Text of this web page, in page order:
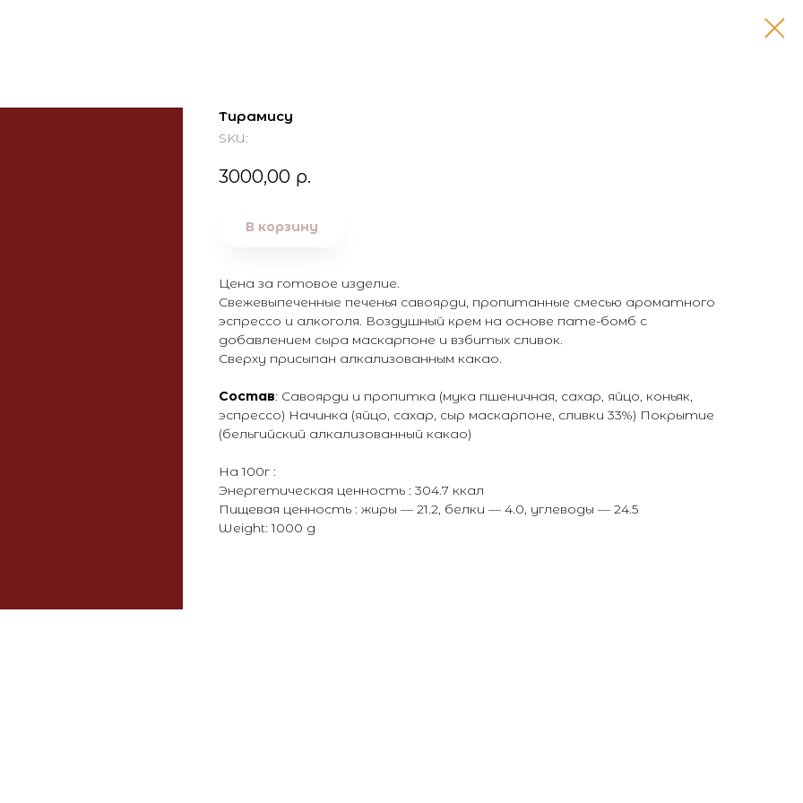
Тирамису
SKU:
3000,00 р.
В корзину
Цена за готовое изделие.
Свежевыпеченные печенья савоярди, пропитанные смесью ароматного
эспрессо и алкоголя. Воздушный крем на основе пате-бомб с
добавлением сыра маскарпоне и взбитых сливок.
Сверху присыпан алкализованным какао.
Состав: Савоярди и пропитка (мука пшеничная, сахар, яйцо, коньяк,
эспрессо) Начинка (яйцо, сахар, сыр маскарпоне, сливки 33%) Покрытие
(бельгийский алкализованный какао)
На 100г :
Энергетическая ценность : 304.7 ккал
Пищевая ценность : жиры — 21.2, белки — 4.0, углеводы — 24.5
Weight: 1000 g